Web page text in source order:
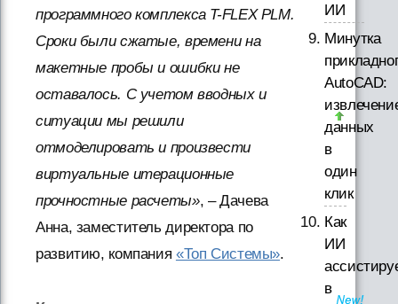
программного комплекса T-FLEX PLM.
Сроки были сжатые, времени на
макетные пробы и ошибки не
оставалось. С учетом вводных и
ситуации мы решили
отмоделировать и произвести
виртуальные итерационные
прочностные расчеты», – Дачева
Анна, заместитель директора по
развитию, компания «Топ Системы».
ИИ
Минутка
AutoCAD:
данных
в
один
клик
Как
ИИ
в